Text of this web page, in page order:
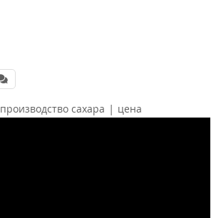
производство сахара | цена